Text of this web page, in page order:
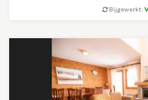
Bijgewerkt: